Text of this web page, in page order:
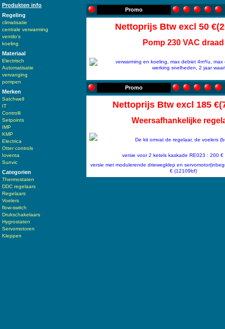
Produkten info
Regeling
climatisatie
centrale verwarming
ventilo's
koeling
Materiaal
Electrisch
Automatisatie
vervanging
pompen
Merken
Satchwell
IT
Controlli
Setpoints
IMP
KMP
Electrica
Otter controls
Ioventa
Sunvic
Categorien
Thermostaten
DDC regelaars
Regelaars
Voelers
flow-switch
Drukschakelaars
Hygrostaten
Servomotoren
Kleppen
Promo
Nettoprijs Btw excl 50
Pomp 230 VAC draad
verwarming en koeling, max debiet 4m³/u,
werking snelheden, 2 jaar
Promo
Nettoprijs Btw excl 185
Weersafhankelijke
De kit omvat de regelaar, de voelers
versie voor 2 ketels kaskade RE023 : 200 €
versie met modulerende driewegklep en
€ (12109bf)